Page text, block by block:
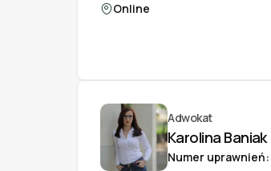
Online
Adwokat
Karolina Baniak
Numer uprawnień: